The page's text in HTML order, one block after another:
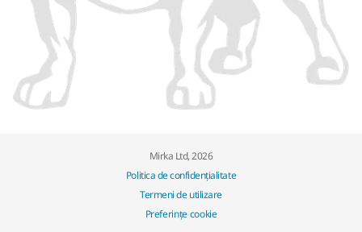
Mirka Ltd, 2026
Politica de confidențialitate
Termeni de utilizare
Preferințe cookie